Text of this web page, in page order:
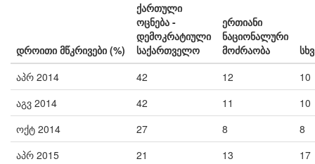
დროითი მწკრივები (%)
ქართული
ოცნება -
დემოკრატიული
საქართველო
ერთიანი
ნაციონალური
მოძრაობა
აპრ 2014
42 12
10
აგვ 2014
42 11
10
ოქტ 2014
27 8
8
აპრ 2015
21 13
17